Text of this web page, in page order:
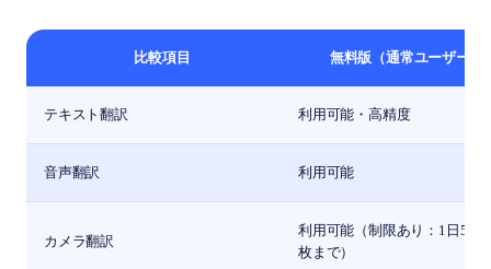
比較項目 無料版（通常ユーザー向
テキスト翻訳 利用可能・高精度
音声翻訳 利用可能
カメラ翻訳
利用可能（制限あり：1日50
枚まで）